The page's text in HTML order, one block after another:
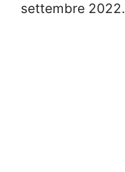
settembre 2022.